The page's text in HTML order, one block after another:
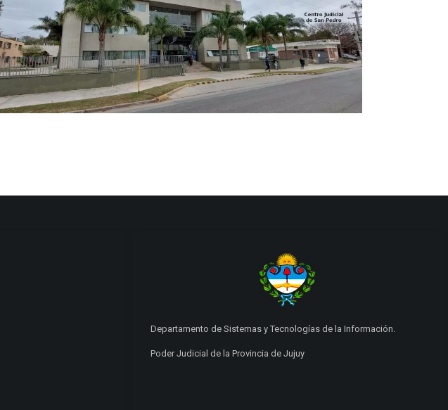
Departamento de Sistemas y Tecnologías de la Información.
Poder Judicial de la Provincia de Jujuy